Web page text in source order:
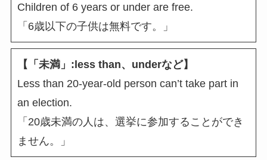
Children of 6 years or under are free.
「6歳以下の子供は無料です。」
【「未満」:less than、underなど】
Less than 20-year-old person can’t take part in
an election.
「20歳未満の人は、選挙に参加することができ
ません。」